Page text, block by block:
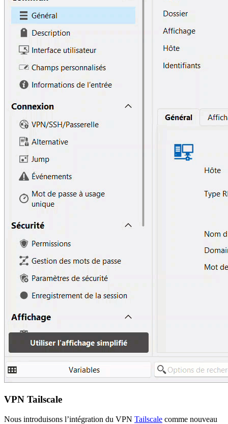
VPN Tailscale
Nous introduisons l’intégration du VPN Tailscale comme nouveau